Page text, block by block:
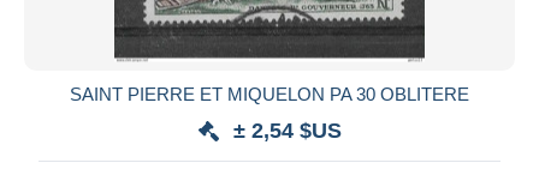
SAINT PIERRE ET MIQUELON PA 30 OBLITERE
± 2,54 $US